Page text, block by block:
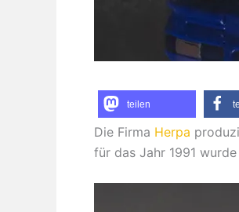
teilen
Die Firma Herpa
für das Jahr 1991